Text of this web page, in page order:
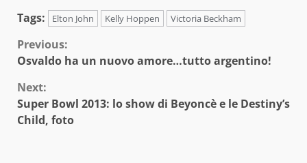
Tags:
Elton John Kelly Hoppen Victoria Beckham
Continue
Previous:
Osvaldo ha un nuovo amore…tutto argentino!
Next:
Super Bowl 2013: lo show di Beyoncè e le Destiny’s
Child, foto